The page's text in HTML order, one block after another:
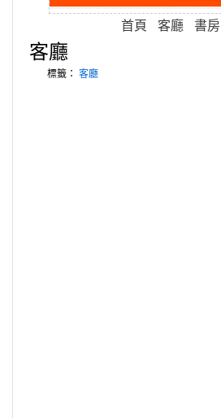
首頁 客廳 書房
客廳
標籤： 客廳